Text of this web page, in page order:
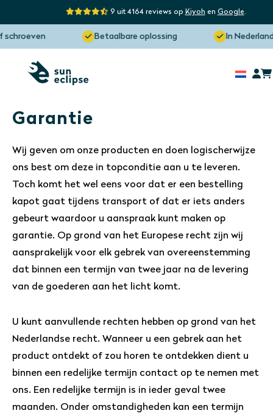
9 uit 4164 reviews op Kiyoh en Google.
Betaalbare oplossing In Nederland
Garantie
Wij geven om onze producten en doen logischerwijze
ons best om deze in topconditie aan u te leveren.
Toch komt het wel eens voor dat er een bestelling
kapot gaat tijdens transport of dat er iets anders
gebeurt waardoor u aanspraak kunt maken op
garantie. Op grond van het Europese recht zijn wij
aansprakelijk voor elk gebrek van overeenstemming
dat binnen een termijn van twee jaar na de levering
van de goederen aan het licht komt.
U kunt aanvullende rechten hebben op grond van het
Nederlandse recht. Wanneer u een gebrek aan het
product ontdekt of zou horen te ontdekken dient u
binnen een redelijke termijn contact op te nemen met
ons. Een redelijke termijn is in ieder geval twee
maanden. Onder omstandigheden kan een termijn